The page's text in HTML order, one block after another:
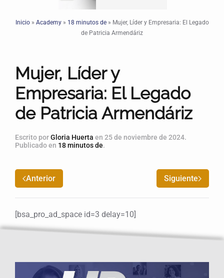
Inicio» Academy» 18 minutos de» Mujer, Líder y Empresaria: El Legado
de Patricia Armendáriz
Mujer, Líder y
Empresaria: El Legado
de Patricia Armendáriz
Escrito porGloria Huerta en 25 de noviembre de 2024.
Publicado en 18 minutos de.
Anterior Siguiente
[bsa_pro_ad_space id=3 delay=10]